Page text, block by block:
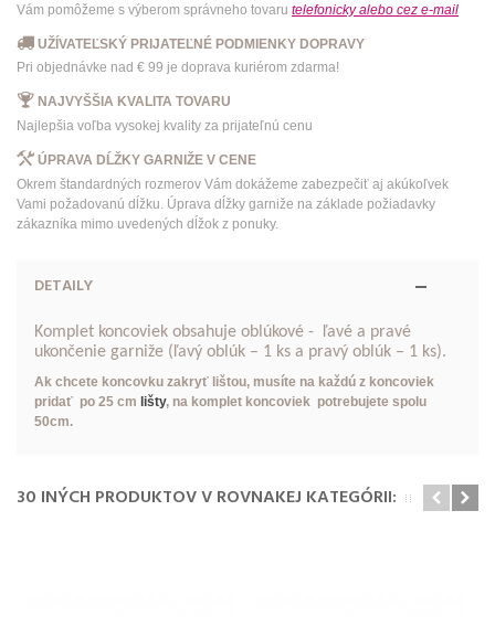
Vám pomôžeme s výberom správneho tovaru telefonicky alebo cez e-mail
UŽÍVATEĽSKÝ PRIJATEĽNÉ PODMIENKY DOPRAVY
Pri objednávke nad € 99 je doprava kuriérom zdarma!
NAJVYŠŠIA KVALITA TOVARU
Najlepšia voľba vysokej kvality za prijateľnú cenu
ÚPRAVA DĹŽKY GARNIŽE V CENE
Okrem štandardných rozmerov Vám dokážeme zabezpečiť aj akúkoľvek
Vami požadovanú dĺžku. Úprava dĺžky garniže na základe požiadavky
zákazníka mimo uvedených dĺžok z ponuky.
DETAILY
Komplet koncoviek obsahuje oblúkové - ľavé a pravé
ukončenie garniže (ľavý oblúk – 1 ks a pravý oblúk – 1 ks).
Ak chcete koncovku zakryť lištou, musíte na každú z koncoviek
pridať po 25 cm lišty, na komplet koncoviek potrebujete spolu
50cm.
30 INÝCH PRODUKTOV V ROVNAKEJ KATEGÓRII: